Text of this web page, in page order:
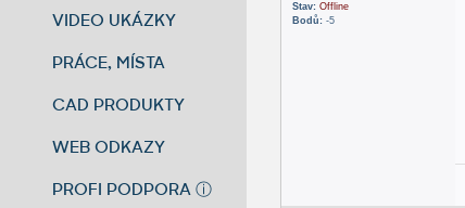
VIDEO UKÁZKY
PRÁCE, MÍSTA
CAD PRODUKTY
WEB ODKAZY
PROFI PODPORA ⓘ
Stav: Offline
Bodů:-5